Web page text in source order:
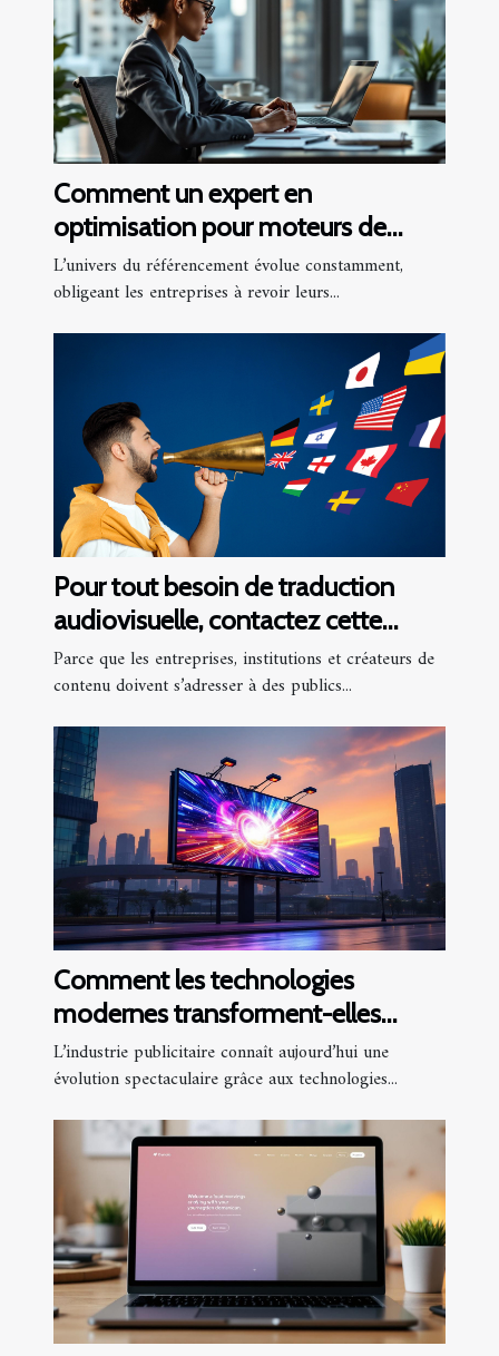
Comment un expert en
optimisation pour moteurs de
recherche peut transformer votre
entreprise ?
L’univers du référencement évolue constamment,
obligeant les entreprises à revoir leurs...
Pour tout besoin de traduction
audiovisuelle, contactez cette
agence !
Parce que les entreprises, institutions et créateurs de
contenu doivent s’adresser à des publics...
Comment les technologies
modernes transforment-elles
l'industrie publicitaire ?
L’industrie publicitaire connaît aujourd’hui une
évolution spectaculaire grâce aux technologies...